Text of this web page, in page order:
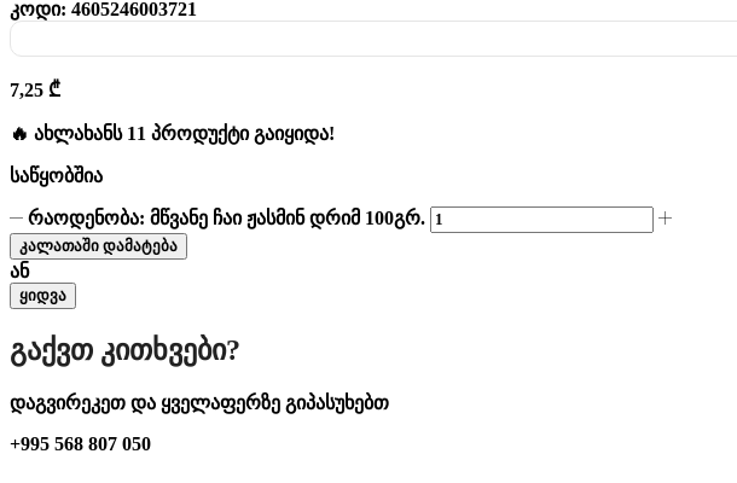
კოდი: 4605246003721
7,25 ₾
🔥 ახლახანს 11 პროდუქტი გაიყიდა!
საწყობშია
რაოდენობა: მწვანე ჩაი ჟასმინ დრიმ 100გრ.
კალათაში დამატება
ან
ყიდვა
Გაქვთ Კითხვები?
დაგვირეკეთ და ყველაფერზე გიპასუხებთ
+995 568 807 050